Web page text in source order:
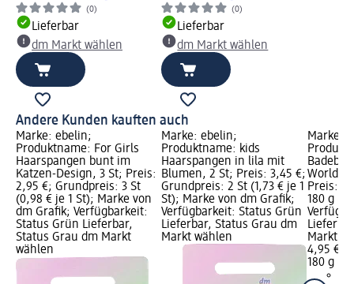
(0)
Lieferbar
dm Markt wählen
(0)
Lieferbar
dm Markt wählen
Andere Kunden kauften auch
Marke: ebelin;
Produktname: For Girls
Haarspangen bunt im
Katzen-Design, 3 St; Preis:
2,95 €; Grundpreis: 3 St
(0,98 € je 1 St); Marke von
dm Grafik; Verfügbarkeit:
Status Grün Lieferbar,
Status Grau dm Markt
wählen
Marke: ebelin;
Produktname: kids
Haarspangen in lila mit
Blumen, 2 St; Preis: 3,45 €;
Grundpreis: 2 St (1,73 € je 1
St); Marke von dm Grafik;
Verfügbarkeit: Status Grün
Lieferbar, Status Grau dm
Markt wählen
Marke:
World
Preis:
180 g
Markt
4,95 €
180 g